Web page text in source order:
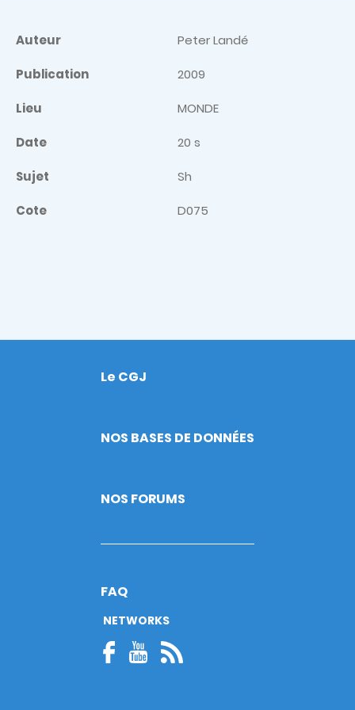
Auteur Peter Landé
Publication 2009
Lieu MONDE
Date 20 s
Sujet Sh
Cote D075
Footer
Le CGJ
NOS BASES DE DONNÉES
NOS FORUMS
FAQ
NETWORKS